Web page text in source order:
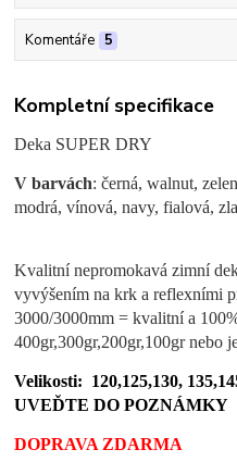
Komentáře 5
Kompletní specifikace
Deka SUPER DRY
V barvách: černá, walnut,
modrá, vínová, navy, fialová,
Kvalitní nepromokavá zimní
vyvýšením na krk a reflexními
3000/3000mm = kvalitní a
400gr,300gr,200gr,100gr nebo
Velikosti: 120,125,130,
UVEĎTE DO POZNÁMKY
DOPRAVA ZDARMA